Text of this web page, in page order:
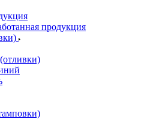
продукция